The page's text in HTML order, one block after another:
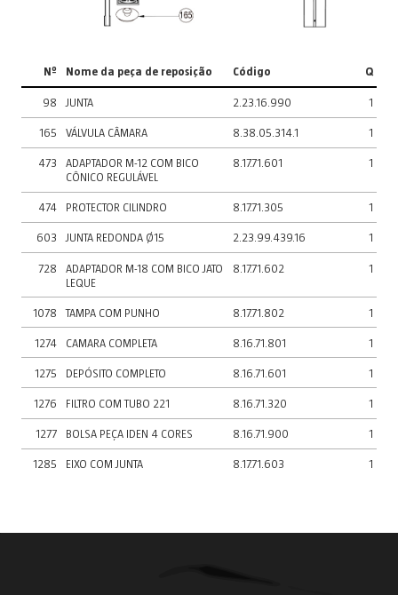
Nº Nome da peça de reposição Código Q
98 JUNTA 2.23.16.990 1
165 VÁLVULA CÂMARA 8.38.05.314.1 1
473
ADAPTADOR M-12 COM BICO
CÔNICO REGULÁVEL
8.17.71.601 1
474 PROTECTOR CILINDRO 8.17.71.305 1
603 JUNTA REDONDA Ø15 2.23.99.439.16 1
728
ADAPTADOR M-18 COM BICO JATO
LEQUE
8.17.71.602 1
1078 TAMPA COM PUNHO 8.17.71.802 1
1274 CAMARA COMPLETA 8.16.71.801 1
1275 DEPÓSITO COMPLETO 8.16.71.601 1
1276 FILTRO COM TUBO 221 8.16.71.320 1
1277 BOLSA PEÇA IDEN 4 CORES 8.16.71.900 1
1285 EIXO COM JUNTA 8.17.71.603 1